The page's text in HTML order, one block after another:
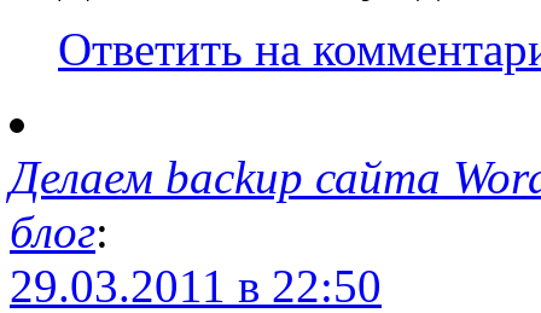
Ответить на
Делаем backup сайта
блог:
29.03.2011 в 22:50